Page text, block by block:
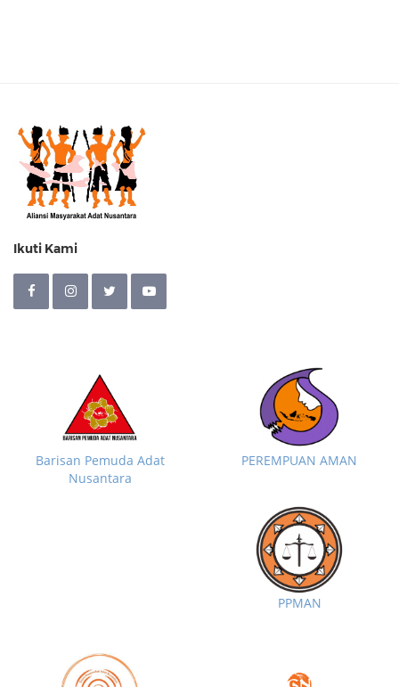
Ikuti Kami
Barisan Pemuda Adat
Nusantara
PEREMPUAN AMAN
PPMAN